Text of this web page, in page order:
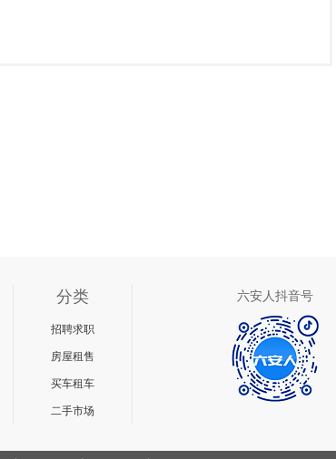
分类
招聘求职
房屋租售
买车租车
二手市场
六安人抖音号